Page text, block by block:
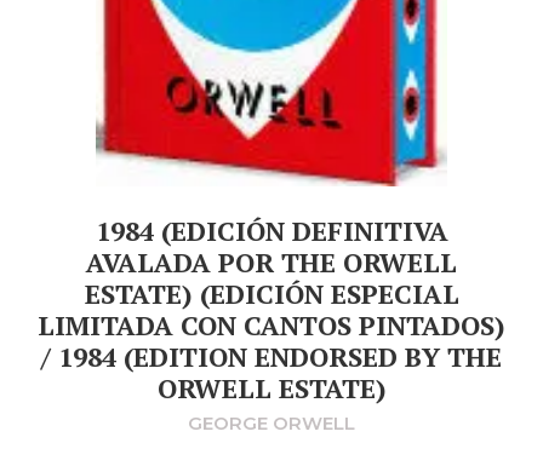
1984 (EDICIÓN DEFINITIVA
AVALADA POR THE ORWELL
ESTATE) (EDICIÓN ESPECIAL
LIMITADA CON CANTOS PINTADOS)
/ 1984 (EDITION ENDORSED BY THE
ORWELL ESTATE)
GEORGE ORWELL